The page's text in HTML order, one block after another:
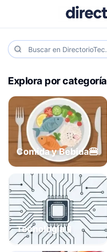
Explora por categoría
Comida y Bebida🍔
Tecnología📱